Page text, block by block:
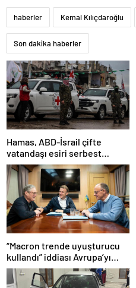
haberler Kemal Kılıçdaroğlu
Son dakika haberler
Hamas, ABD-İsrail çifte
vatandaşı esiri serbest
bırakacağını duyurdu
“Macron trende uyuşturucu
kullandı” iddiası Avrupa’yı
karıştırmıştı: Fransa’dan
“peçeteli” yalanlama geldi!